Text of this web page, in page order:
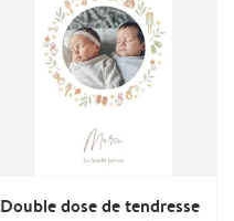
Double dose de tendresse